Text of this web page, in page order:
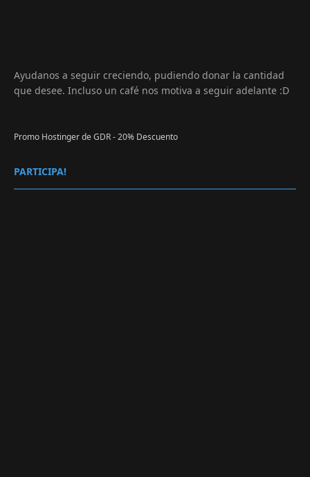
Ayudanos a seguir creciendo, pudiendo donar la cantidad
que desee. Incluso un café nos motiva a seguir adelante :D
Promo Hostinger de GDR - 20% Descuento
PARTICIPA!